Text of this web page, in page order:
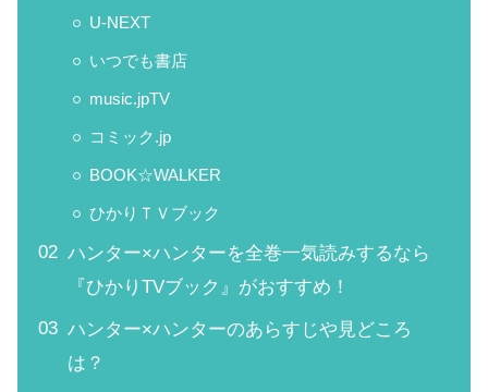
U-NEXT
いつでも書店
music.jpTV
コミック.jp
BOOK☆WALKER
ひかりＴＶブック
ハンター×ハンターを全巻一気読みするなら
『ひかりTVブック』がおすすめ！
ハンター×ハンターのあらすじや見どころ
は？